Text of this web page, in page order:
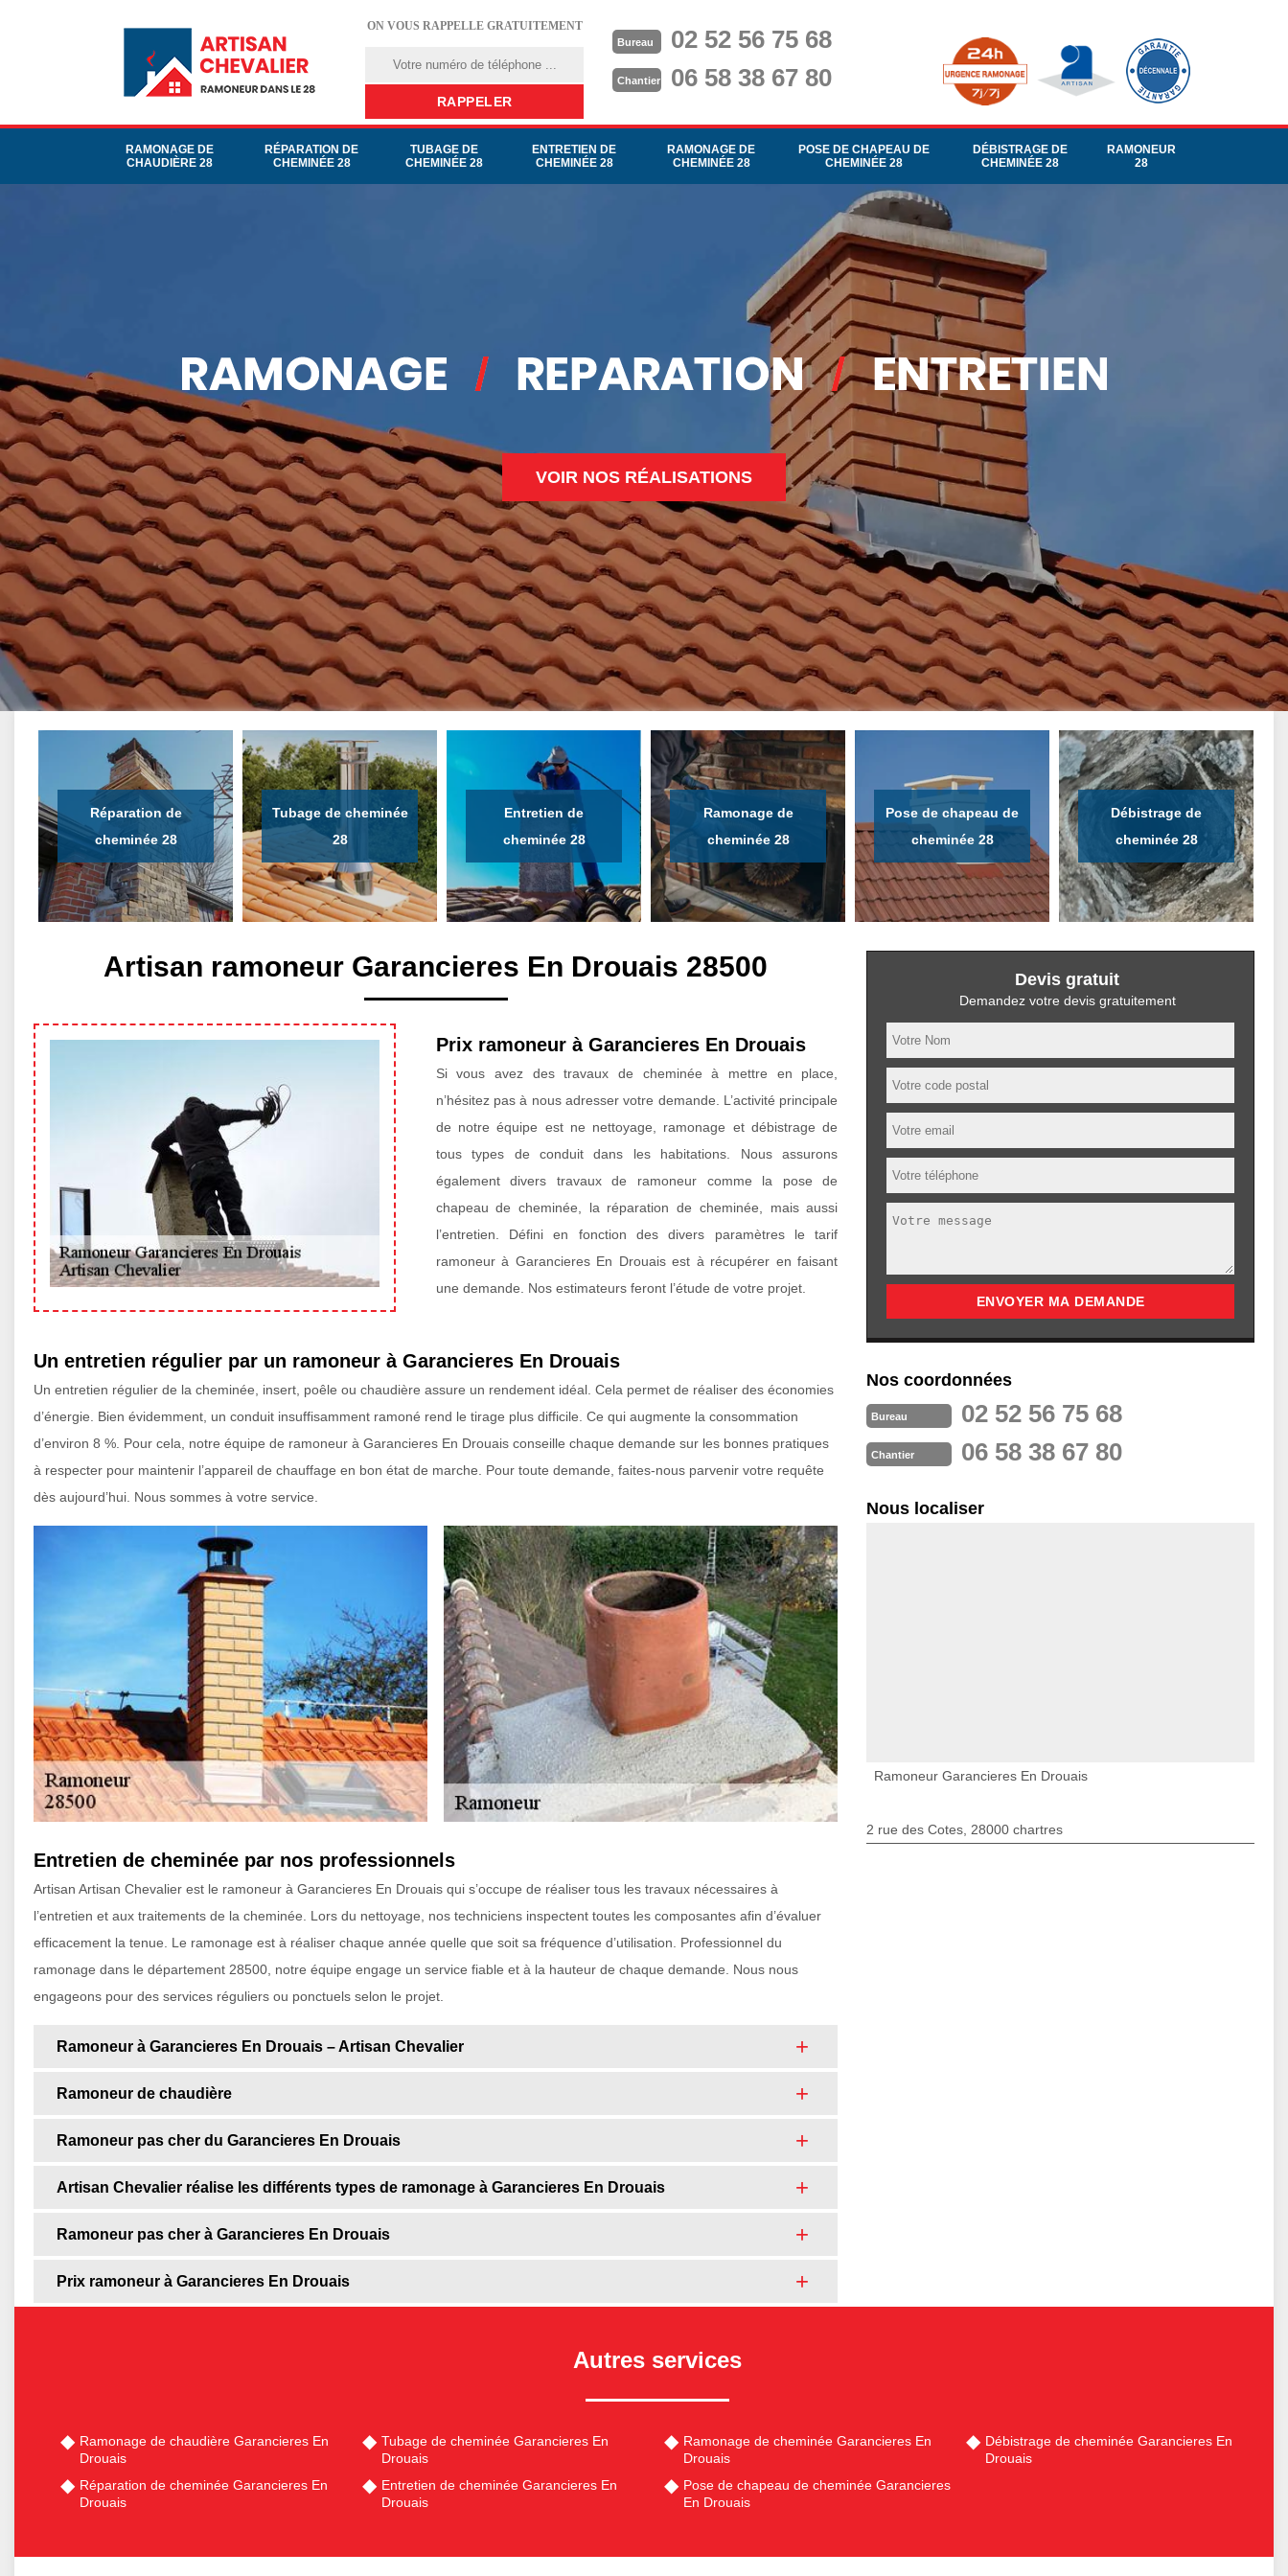
ON VOUS RAPPELLE GRATUITEMENT
Bureau 02 52 56 75 68
Chantier 06 58 38 67 80
RAMONAGE DE
CHAUDIÈRE 28
RÉPARATION DE
CHEMINÉE 28
TUBAGE DE
CHEMINÉE 28
ENTRETIEN DE
CHEMINÉE 28
RAMONAGE DE
CHEMINÉE 28
POSE DE CHAPEAU DE
CHEMINÉE 28
DÉBISTRAGE DE
CHEMINÉE 28
RAMONEUR
28
VOIR NOS RÉALISATIONS
Réparation de
cheminée 28
Tubage de cheminée
28
Entretien de
cheminée 28
Ramonage de
cheminée 28
Pose de chapeau de
cheminée 28
Débistrage de
cheminée 28
Artisan ramoneur Garancieres En Drouais 28500
Prix ramoneur à Garancieres En Drouais
Si vous avez des travaux de cheminée à mettre en place,
n’hésitez pas à nous adresser votre demande. L’activité principale
de notre équipe est ne nettoyage, ramonage et débistrage de
tous types de conduit dans les habitations. Nous assurons
également divers travaux de ramoneur comme la pose de
chapeau de cheminée, la réparation de cheminée, mais aussi
l’entretien. Défini en fonction des divers paramètres le tarif
ramoneur à Garancieres En Drouais est à récupérer en faisant
une demande. Nos estimateurs feront l’étude de votre projet.
Un entretien régulier par un ramoneur à Garancieres En Drouais
Un entretien régulier de la cheminée, insert, poêle ou chaudière assure un rendement idéal. Cela permet de réaliser des économies
d’énergie. Bien évidemment, un conduit insuffisamment ramoné rend le tirage plus difficile. Ce qui augmente la consommation
d’environ 8 %. Pour cela, notre équipe de ramoneur à Garancieres En Drouais conseille chaque demande sur les bonnes pratiques
à respecter pour maintenir l’appareil de chauffage en bon état de marche. Pour toute demande, faites-nous parvenir votre requête
dès aujourd’hui. Nous sommes à votre service.
Entretien de cheminée par nos professionnels
Artisan Artisan Chevalier est le ramoneur à Garancieres En Drouais qui s’occupe de réaliser tous les travaux nécessaires à
l’entretien et aux traitements de la cheminée. Lors du nettoyage, nos techniciens inspectent toutes les composantes afin d’évaluer
efficacement la tenue. Le ramonage est à réaliser chaque année quelle que soit sa fréquence d’utilisation. Professionnel du
ramonage dans le département 28500, notre équipe engage un service fiable et à la hauteur de chaque demande. Nous nous
engageons pour des services réguliers ou ponctuels selon le projet.
Ramoneur à Garancieres En Drouais – Artisan Chevalier
Ramoneur de chaudière
Ramoneur pas cher du Garancieres En Drouais
Artisan Chevalier réalise les différents types de ramonage à Garancieres En Drouais
Ramoneur pas cher à Garancieres En Drouais
Prix ramoneur à Garancieres En Drouais
Devis gratuit
Demandez votre devis gratuitement
Nos coordonnées
Bureau 02 52 56 75 68
Chantier 06 58 38 67 80
Nous localiser
Ramoneur Garancieres En Drouais
2 rue des Cotes, 28000 chartres
Autres services
Ramonage de chaudière Garancieres En
Drouais
Réparation de cheminée Garancieres En
Drouais
Tubage de cheminée Garancieres En
Drouais
Entretien de cheminée Garancieres En
Drouais
Ramonage de cheminée Garancieres En
Drouais
Pose de chapeau de cheminée Garancieres
En Drouais
Débistrage de cheminée Garancieres En
Drouais